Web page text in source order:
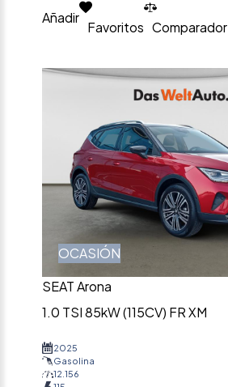
Añadir
Favoritos Comparador
OCASIÓN
SEAT Arona
1.0 TSI 85kW (115CV) FR XM
2025
Gasolina
12.156